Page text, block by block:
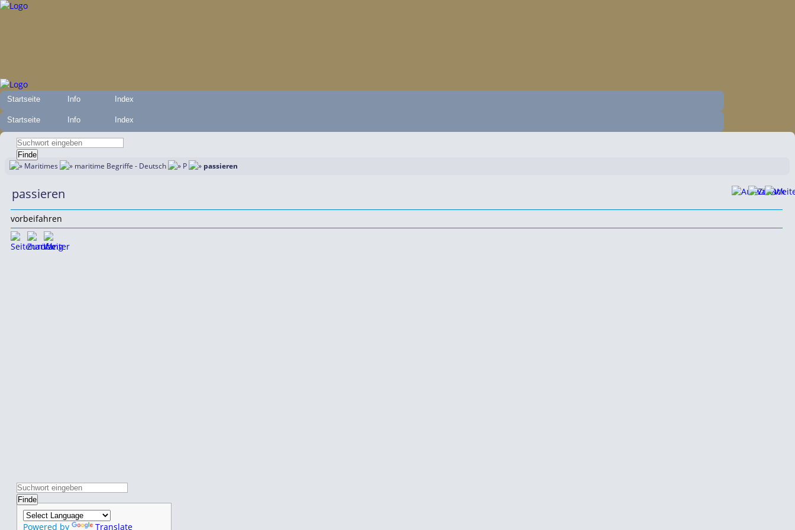
Startseite Info Index
Startseite Info Index
Maritimes maritime Begriffe - Deutsch P passieren
passieren
vorbeifahren
Powered by Translate